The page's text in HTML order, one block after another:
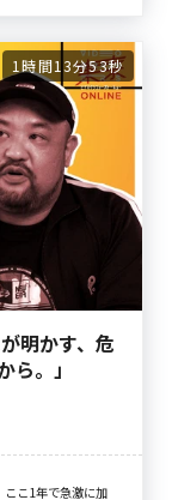
1時間13分53秒
明かす、危
。」
ここ1年で急激に加